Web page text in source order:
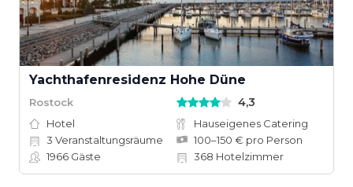
Yachthafenresidenz Hohe Düne
Rostock 4,3
Hotel
Hauseigenes Catering
3 Veranstaltungsräume
100–150 € pro Person
1966 Gäste 368 Hotelzimmer